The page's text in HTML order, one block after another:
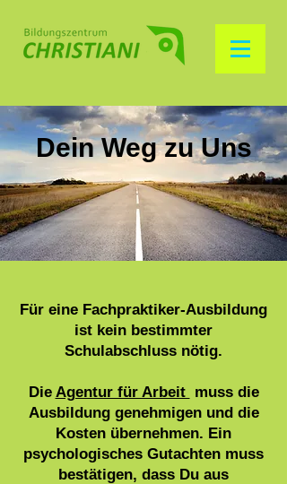
Dein Weg zu Uns
Für eine Fachpraktiker-Ausbildung
ist kein bestimmter
Schulabschluss nötig.
Die Agentur für Arbeit muss die
Ausbildung genehmigen und die
Kosten übernehmen. Ein
psychologisches Gutachten muss
bestätigen, dass Du aus